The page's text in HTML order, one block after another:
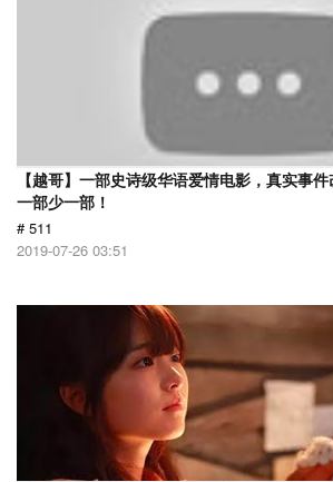
【越哥】一部史诗级华语爱情电影，真实事
一部少一部！
# 511
2019-07-26 03:51